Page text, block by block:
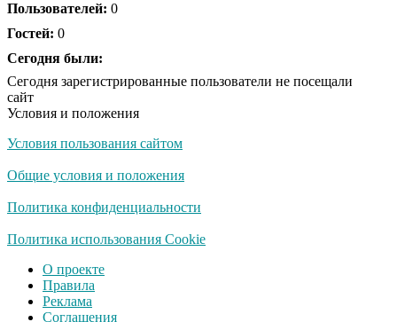
Patriot и THAAD»
Экс-бойфренд дочери
из-за макарон
Пользователей: 0
Гостей: 0
Сегодня были:
Сегодня зарегистрированные пользователи не посещали
сайт
Условия и положения
Условия пользования сайтом
Общие условия и положения
Политика конфиденциальности
Политика использования Cookie
О проекте
Правила
Реклама
Соглашения